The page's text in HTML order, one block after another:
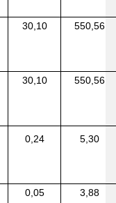
30,10 550,56
30,10 550,56
0,24 5,30
0,05 3,88